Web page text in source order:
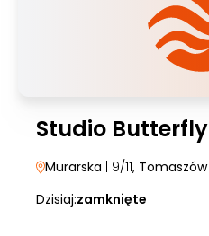
Studio Butterfly
Murarska | 9/11, Tomaszów
Dzisiaj:zamknięte